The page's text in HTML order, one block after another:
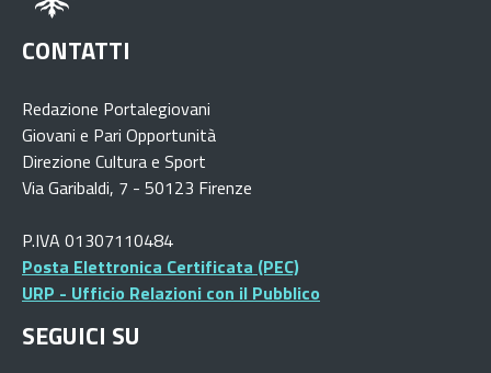
CONTATTI
Redazione Portalegiovani
Giovani e Pari Opportunità
Direzione Cultura e Sport
Via Garibaldi, 7 - 50123 Firenze
P.IVA 01307110484
Posta Elettronica Certificata (PEC)
URP - Ufficio Relazioni con il Pubblico
SEGUICI SU